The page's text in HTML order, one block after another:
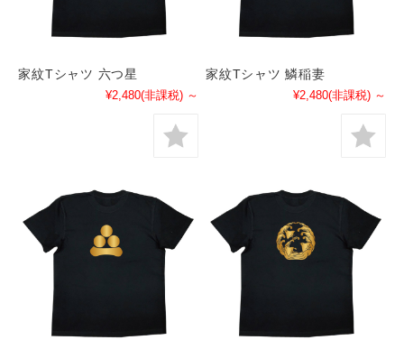
家紋Tシャツ 六つ星
¥2,480(非課税) ～
家紋Tシャツ 鱗稲妻
¥2,480(非課税) ～